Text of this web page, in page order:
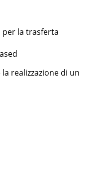
la trasferta
realizzazione di un